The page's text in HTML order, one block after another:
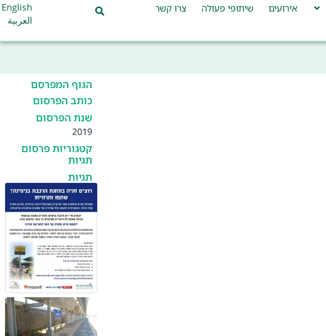
אירועים שיתופי פעולה צרו קשר
English
العربية
הגוף המפרסם
כותב הפרסום
שנת הפרסום
2019
קטגוריות פרסום
תגיות
תגיות